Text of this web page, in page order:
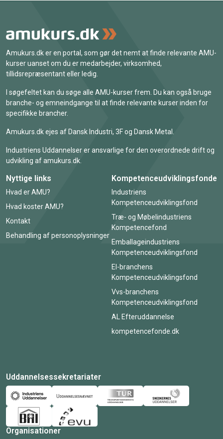
Amukurs.dk er en portal, som gør det nemt at finde relevante AMU-
kurser uanset om du er medarbejder, virksomhed,
tillidsrepræsentant eller ledig.
I søgefeltet kan du søge alle AMU-kurser frem. Du kan også bruge
branche- og emneindgange til at finde relevante kurser inden for
specifikke brancher.
Amukurs.dk ejes af Dansk Industri, 3F og Dansk Metal.
Industriens Uddannelser er ansvarlige for den overordnede drift og
udvikling af amukurs.dk.
Nyttige links
Hvad er AMU?
Hvad koster AMU?
Kontakt
Behandling af personoplysninger
Kompetenceudviklingsfonde
Industriens
Kompetenceudviklingsfond
Træ- og Møbelindustriens
Kompetencefond
Emballageindustriens
Kompetenceudviklingsfond
El-branchens
Kompetenceudviklingsfond
Vvs-branchens
Kompetenceudviklingsfond
AL Efteruddannelse
kompetencefonde.dk
Uddannelsessekretariater
Organisationer